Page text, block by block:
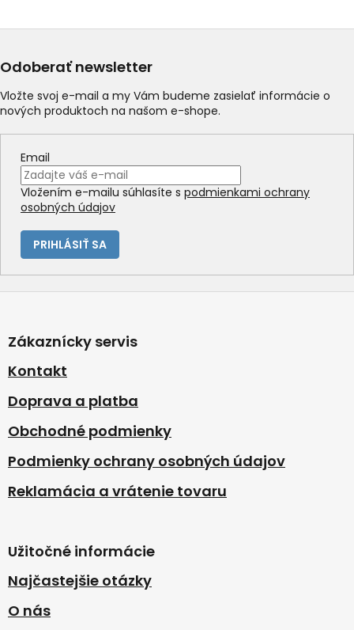
Odoberať newsletter
Vložte svoj e-mail a my Vám budeme zasielať informácie o
nových produktoch na našom e-shope.
Email
Vložením e-mailu súhlasíte s podmienkami ochrany
osobných údajov
PRIHLÁSIŤ SA
p
ä
e
Zákaznícky servis
Kontakt
Doprava a platba
Obchodné podmienky
Podmienky ochrany osobných údajov
Reklamácia a vrátenie tovaru
Užitočné informácie
Najčastejšie otázky
O nás